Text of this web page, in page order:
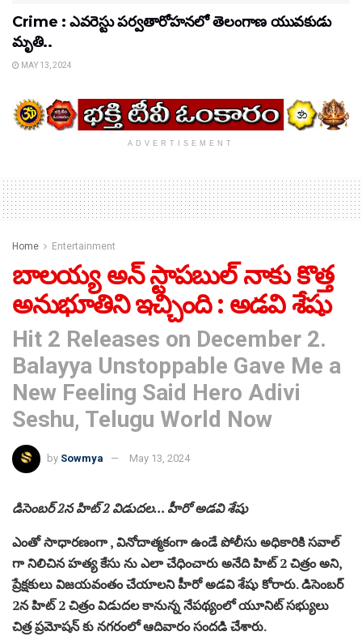
Crime : ఎవరెస్టు పర్వతారోహనలో తెలంగాణ యువకుడు
మృతి..
MAY 13, 2024
ADVERTISEMENT
Home Entertainment
బాలయ్య అన్ స్టాపబుల్ నాకు కొత్త
అనుభూతిని ఇచ్చింది : అడవి శేషు
Hit 2 Releases on December 2.
Balayya Unstoppable Gave Me a
New Feeling Said Hero Adivi
Seshu, Telugu World Now
by Sowmya May 13, 2024
డిసెంబర్ 2న హిట్ 2 విడుదల… హీరో అడవి శేషు
ఎంతో సాధారణంగా , వినోదాత్మకంగా ఉండే పోలీసు అధికారికి సవాల్
గా నిలిచిన హత్య కేసు ను ఎలా చేధించారు అనేది హిట్ 2 చిత్రం అని,
ప్రేక్షకులు విజయవంతం చేయాలని హీరో అడవి శేషు కోరారు. డిసెంబర్
2న హిట్ 2 చిత్రం విడుదల కానున్న నేపథ్యంలో యూనిట్ సభ్యులు
చిత్ర ప్రమోషన్ కు నగరంలో ఆదివారం సందడి చేశారు.